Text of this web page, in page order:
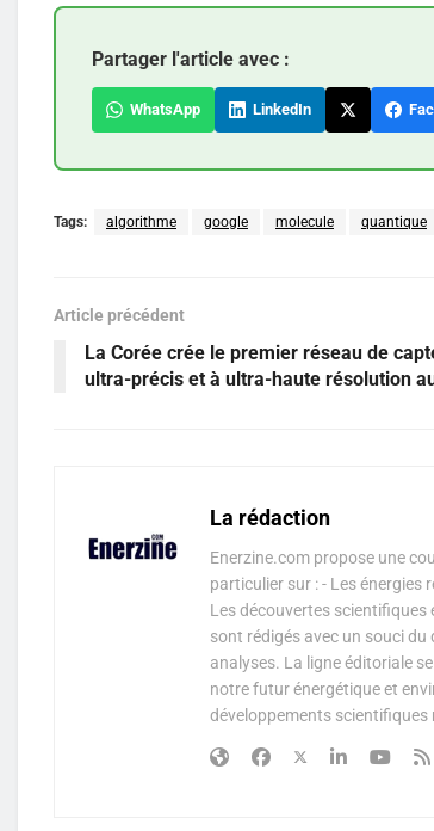
Partager l'article avec :
WhatsApp LinkedIn
Tags: algorithme google molecule quantique
Article précédent
La Corée crée le premier réseau de
ultra-précis et à ultra-haute résolution
La rédaction
Enerzine.com propose une
particulier sur : - Les énergies
Les découvertes
sont rédigés avec un souci
analyses. La ligne éditoriale
notre futur énergétique et
développements scientifiques